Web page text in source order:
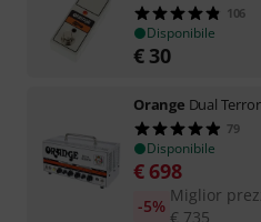
106
Disponibile
€ 30
Orange Dual
79
Disponibile
€ 698
Miglior
€ 735
-5%